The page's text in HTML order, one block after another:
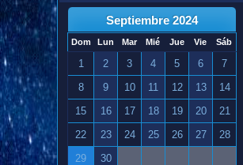
Septiembre 2024
Dom Lun Mar Mié Jue Vie Sáb
1 2 3 4 5 6
7
8
9 10 11 12 13
14
15
16 17 18 19 20
21
22
23 24 25 26 27
28
29
30